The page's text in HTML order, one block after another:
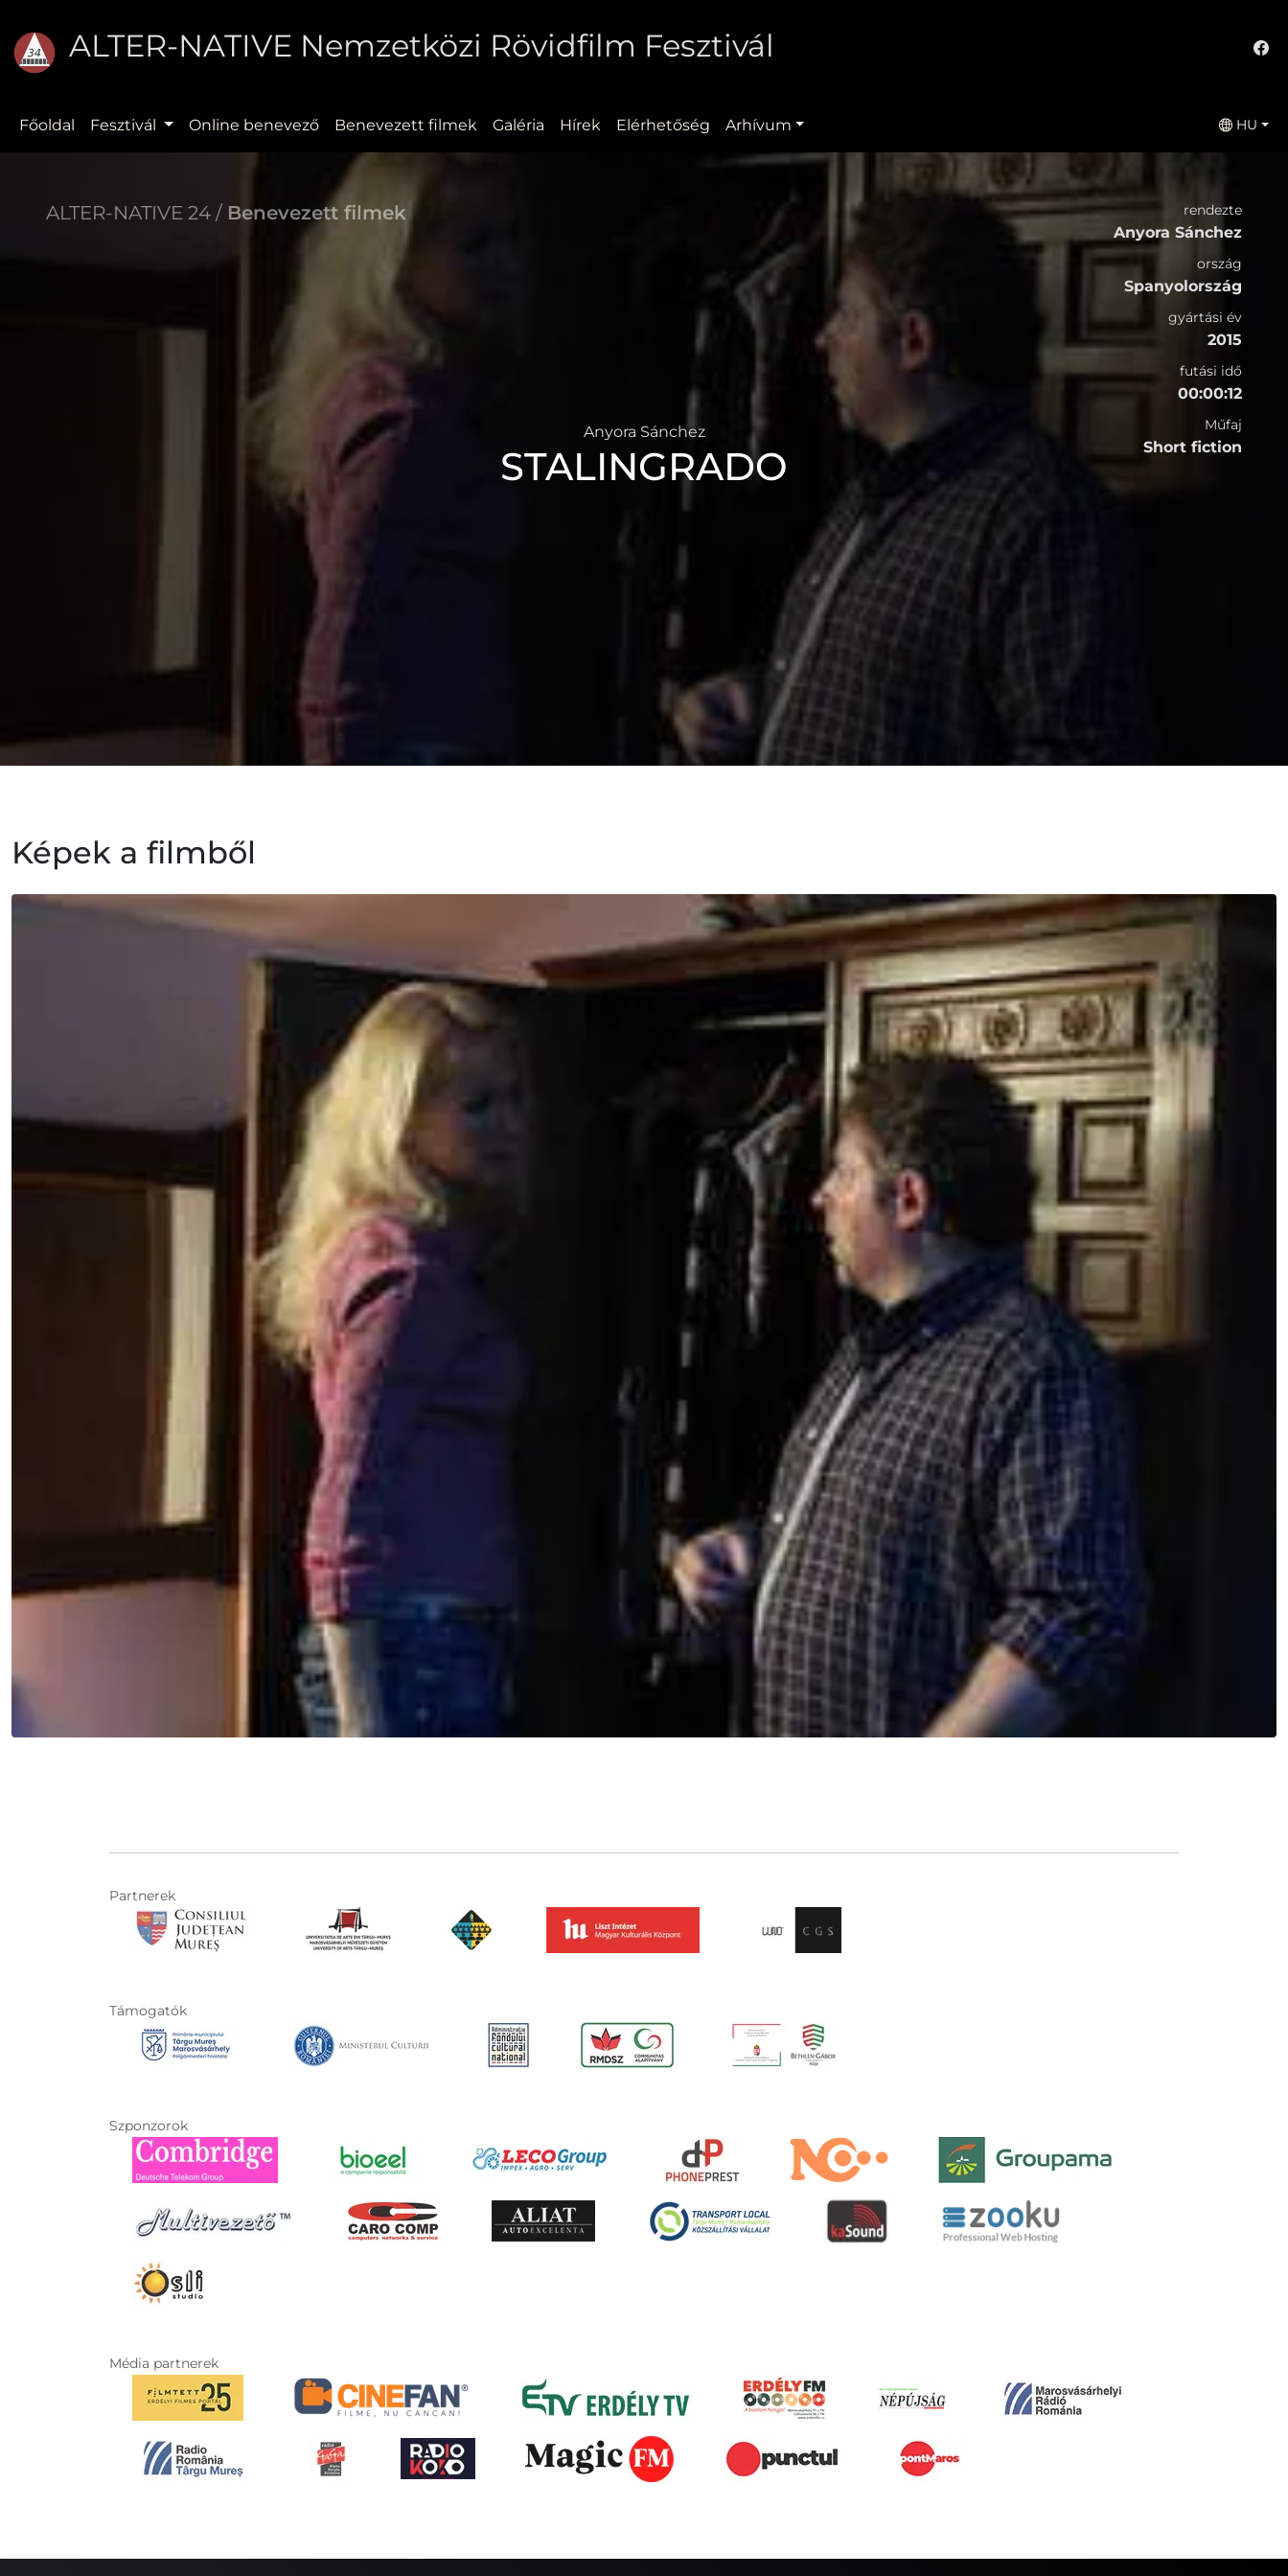
ALTER-NATIVE Nemzetközi Rövidfilm Fesztivál
Főoldal Fesztivál Online benevező Benevezett filmek Galéria Hírek Elérhetőség Arhívum HU
ALTER-NATIVE 24 / Benevezett filmek
Anyora Sánchez
STALINGRADO
rendezte
Anyora Sánchez
ország
Spanyolország
gyártási év
2015
futási idő
00:00:12
Műfaj
Short fiction
Képek a filmből
Partnerek
Támogatók
Szponzorok
Média partnerek